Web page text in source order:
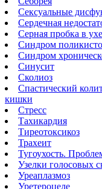
Сексуальные
Сердечная
Серная пробка в ухе
Синдром
Синдром
Синусит
Сколиоз
Спастический
кишки
Стресс
Тахикардия
Тиреотоксикоз
Трахеит
Тугоухость.
Узелки голосовых
Уреаплазмоз
Уретероцеле